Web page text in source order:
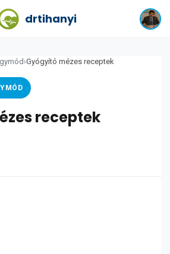
drtihanyi
›Gyógyító mézes receptek
receptek